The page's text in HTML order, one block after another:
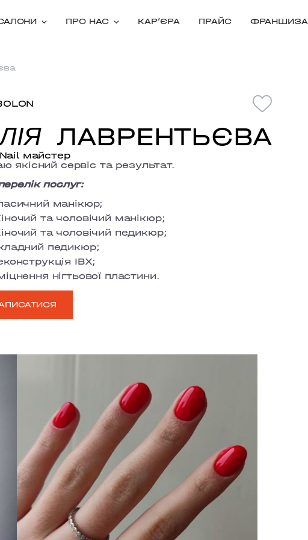
ПРО НАС КАРʼЄРА ПРАЙС ФРАНШИЗА
ЛАВРЕНТЬЄВА
майстер
якісний сервіс та результат.
послуг:
манікюр;
та чоловічий манікюр;
та чоловічий педикюр;
педикюр;
ІВХ;
нігтьової пластини.